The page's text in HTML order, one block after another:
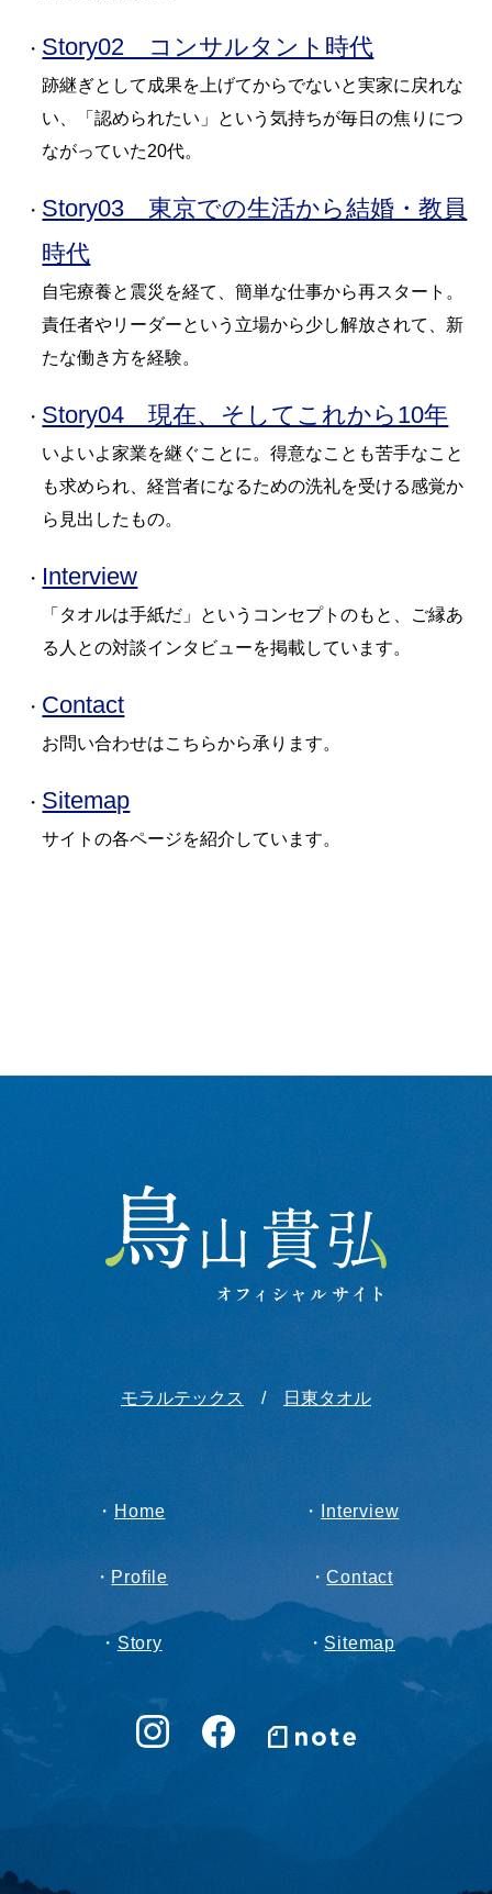
・ Story02 コンサルタント時代
跡継ぎとして成果を上げてからでないと実家に戻れな
い、「認められたい」という気持ちが毎日の焦りにつ
ながっていた20代。
・ Story03 東京での生活から結婚・教員
時代
自宅療養と震災を経て、簡単な仕事から再スタート。
責任者やリーダーという立場から少し解放されて、新
たな働き方を経験。
・ Story04 現在、そしてこれから10年
いよいよ家業を継ぐことに。得意なことも苦手なこと
も求められ、経営者になるための洗礼を受ける感覚か
ら見出したもの。
・ Interview
「タオルは手紙だ」というコンセプトのもと、ご縁あ
る人との対談インタビューを掲載しています。
・ Contact
お問い合わせはこちらから承ります。
・ Sitemap
サイトの各ページを紹介しています。
モラルテックス / 日東タオル
・ Home
・ Profile
・ Story
・ Interview
・Contact
・ Sitemap